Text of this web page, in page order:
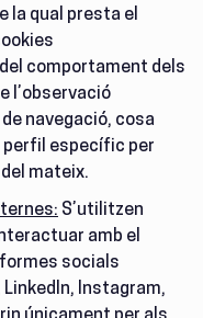
la qual presta el
comportament dels
l’observació
navegació, cosa
perfil específic per
mateix.
S’utilitzen
amb el
socials
LinkedIn, Instagram,